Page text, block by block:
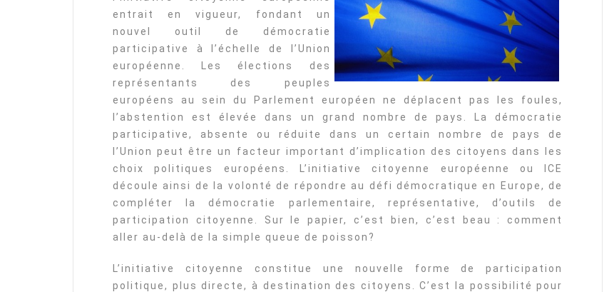
entrait en vigueur, fondant un
nouvel outil de démocratie
participative à l’échelle de l’Union
européenne. Les élections des
représentants des peuples
européens au sein du Parlement européen ne déplacent pas les foules,
l’abstention est élevée dans un grand nombre de pays. La démocratie
participative, absente ou réduite dans un certain nombre de pays de
l’Union peut être un facteur important d’implication des citoyens dans les
choix politiques européens. L’initiative citoyenne européenne ou ICE
découle ainsi de la volonté de répondre au défi démocratique en Europe, de
compléter la démocratie parlementaire, représentative, d’outils de
participation citoyenne. Sur le papier, c’est bien, c’est beau : comment
aller au-delà de la simple queue de poisson?
L’initiative citoyenne constitue une nouvelle forme de participation
politique, plus directe, à destination des citoyens. C’est la possibilité pour